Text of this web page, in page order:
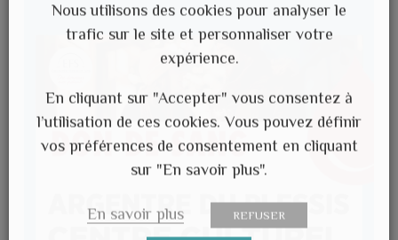
Nous utilisons des cookies pour analyser le
trafic sur le site et personnaliser votre
expérience.
En cliquant sur "Accepter" vous consentez à
l’utilisation de ces cookies. Vous pouvez définir
vos préférences de consentement en cliquant
sur "En savoir plus".
En savoir plus REFUSER